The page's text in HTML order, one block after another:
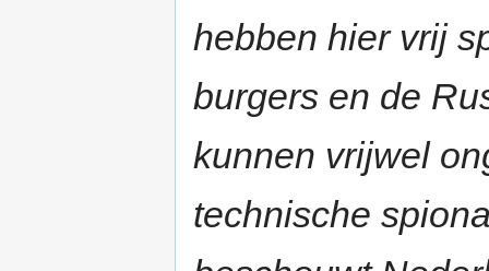
hebben hier vrij
burgers en de
kunnen vrijwel
technische